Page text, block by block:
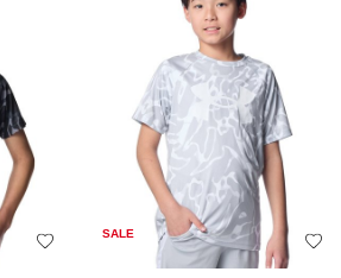
SALE